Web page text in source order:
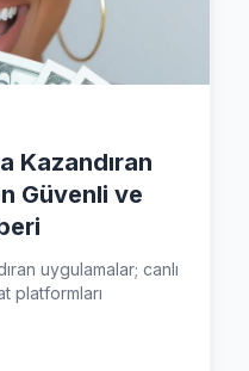
Kazandıran
Güvenli ve
uygulamalar; canlı
platformları